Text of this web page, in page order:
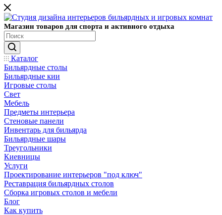
Магазин товаров для спорта и активного отдыха
Каталог
Бильярдные столы
Бильярдные кии
Игровые столы
Свет
Мебель
Предметы интерьера
Стеновые панели
Инвентарь для бильярда
Бильярдные шары
Треугольники
Киевницы
Услуги
Проектирование интерьеров "под ключ"
Реставрация бильярдных столов
Сборка игровых столов и мебели
Блог
Как купить